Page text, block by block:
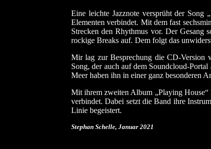
Eine leichte Jazznote versprüht der Song
Elementen verbindet. Mit dem fast
Strecken den Rhythmus vor. Der Gesang
rockige Breaks auf. Dem folgt das
Mir lag zur Besprechung die CD-Version
Song, der auch auf dem Soundcloud-
Meer haben ihn in einer ganz besonderen
Mit ihrem zweiten Album „Playing House“
verbindet. Dabei setzt die Band ihre
Linie begeistert.
Stephan Schelle, Januar 2021